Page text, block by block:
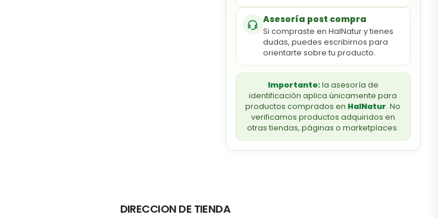
Asesoría post compra
Si compraste en HalNatur y tienes
dudas, puedes escribirnos para
orientarte sobre tu producto.
Importante:la asesoría de
identificación aplica únicamente para
productos comprados en HalNatur. No
verificamos productos adquiridos en
otras tiendas, páginas o marketplaces.
DIRECCION DE TIENDA